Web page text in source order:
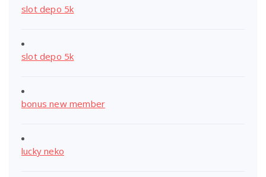
slot depo 5k
slot depo 5k
bonus new member
lucky neko